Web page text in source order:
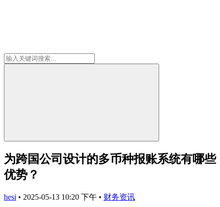
为跨国公司设计的多币种报账系统有哪些
优势？
hesi • 2025-05-13 10:20 下午 • 财务资讯